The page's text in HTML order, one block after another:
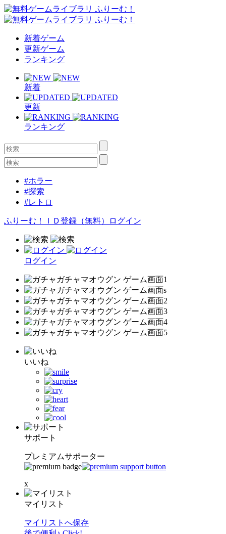
新着ゲーム
更新ゲーム
ランキング
新着
更新
ランキング
#ホラー
#探索
#レトロ
ふりーむ！ＩＤ登録（無料） ログイン
ログイン
いいね
サポート
プレミアムサポーター
x
マイリスト
マイリストへ保存